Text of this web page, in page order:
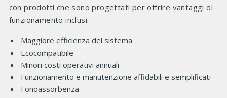
con prodotti che sono progettati per offrire vantaggi di
funzionamento inclusi:
Maggiore efficienza del sistema
Ecocompatibile
Minori costi operativi annuali
Funzionamento e manutenzione affidabili e semplificati
Fonoassorbenza